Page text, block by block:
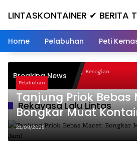
LINTASKONTAINER ✔ BERITA
KONTAINER TERBARU HARI INI
Home Pelabuhan Peti
Breaking News
Nanjak, Masuk ke Jurang, Kerugian
Rekayasa Lalu Lintas
Pelabuhan
Tanjung Priok Bebas
Bongkar Muat
Jam!
21/08/2025